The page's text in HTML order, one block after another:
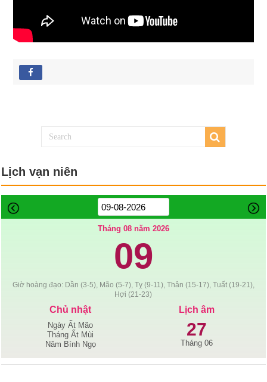
Lịch vạn niên
Tháng 08 năm 2026
09
Giờ hoàng đạo: Dần (3-5), Mão (5-7), Tỵ (9-11), Thân (15-17), Tuất (19-21),
Hợi (21-23)
Chủ nhật
Ngày Ất Mão
Tháng Ất Mùi
Năm Bính Ngọ
Lịch âm
27
Tháng 06